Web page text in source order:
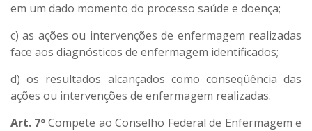
em um dado momento do processo saúde e doença;
c) as ações ou intervenções de enfermagem realizadas
face aos diagnósticos de enfermagem identificados;
d) os resultados alcançados como conseqüência das
ações ou intervenções de enfermagem realizadas.
Art. 7ºCompete ao Conselho Federal de Enfermagem e